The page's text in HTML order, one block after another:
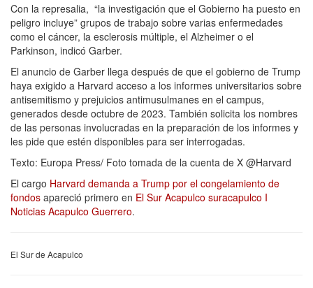
Con la represalia, “la investigación que el Gobierno ha puesto en
peligro incluye” grupos de trabajo sobre varias enfermedades
como el cáncer, la esclerosis múltiple, el Alzheimer o el
Parkinson, indicó Garber.
El anuncio de Garber llega después de que el gobierno de Trump
haya exigido a Harvard acceso a los informes universitarios sobre
antisemitismo y prejuicios antimusulmanes en el campus,
generados desde octubre de 2023. También solicita los nombres
de las personas involucradas en la preparación de los informes y
les pide que estén disponibles para ser interrogadas.
Texto: Europa Press/ Foto tomada de la cuenta de X @Harvard
El cargo Harvard demanda a Trump por el congelamiento de
fondos apareció primero en El Sur Acapulco suracapulco I
Noticias Acapulco Guerrero.
El Sur de Acapulco